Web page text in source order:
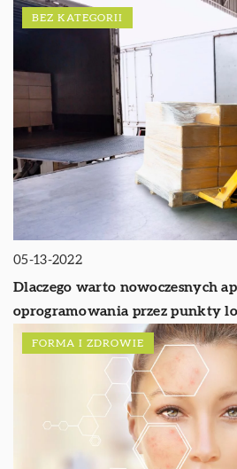
BEZ KATEGORII
05-13-2022
Dlaczego warto nowoczesnych
oprogramowania przez punkty
FORMA I ZDROWIE